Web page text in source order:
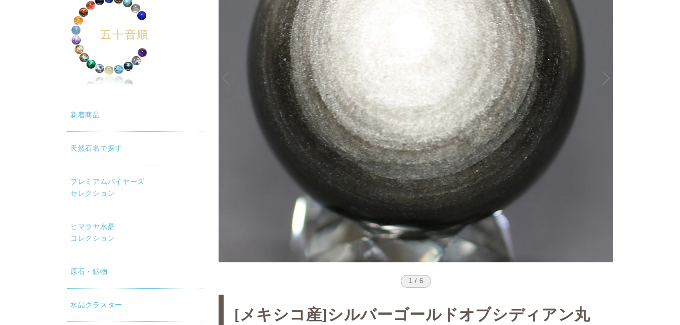
新着商品
天然石名で探す
プレミアムバイヤーズ
セレクション
ヒマラヤ水晶
コレクション
原石・鉱物
水晶クラスター
1 / 6
[メキシコ産]シルバーゴールドオブシディアン丸